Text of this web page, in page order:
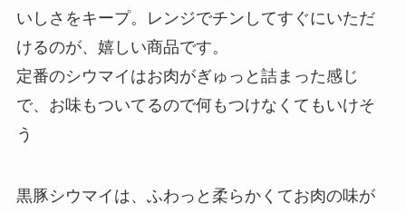
いしさをキープ。レンジでチンしてすぐにいただ
けるのが、嬉しい商品です。
定番のシウマイはお肉がぎゅっと詰まった感じ
で、お味もついてるので何もつけなくてもいけそ
う
黒豚シウマイは、ふわっと柔らかくてお肉の味が